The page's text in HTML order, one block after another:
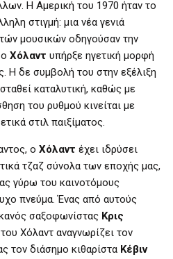
Η Αμερική του 1970 ήταν το
στιγμή: μια νέα γενιά
μουσικών οδηγούσαν την
Χόλαντ υπήρξε ηγετική μορφή
Η δε συμβολή του στην εξέλιξη
καταλυτική, καθώς με
του ρυθμού κινείται με
στιλ παιξίματος.
ο Χόλαντ έχει ιδρύσει
τζαζ σύνολα των εποχής μας,
γύρω του καινοτόμους
πνεύμα. Ένας από αυτούς
σαξοφωνίστας Κρις
Χόλαντ αναγνωρίζει τον
τον διάσημο κιθαρίστα Κέβιν